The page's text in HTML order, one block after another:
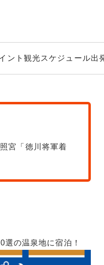
ント 観光スケジュール出
宮「徳川将軍着
選の温泉地に宿泊！